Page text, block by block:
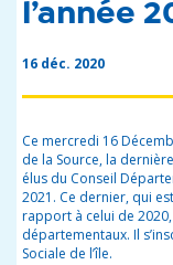
l’année
16 déc. 2020
Ce mercredi 16
de la Source, la
élus du Conseil
2021. Ce dernier, qui
rapport à celui de
départementaux. Il
Sociale de l’île.